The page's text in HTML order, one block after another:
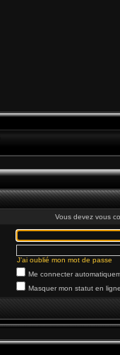
Vous devez vous
J’ai oublié mon mot de passe
Me connecter
Masquer mon statut en